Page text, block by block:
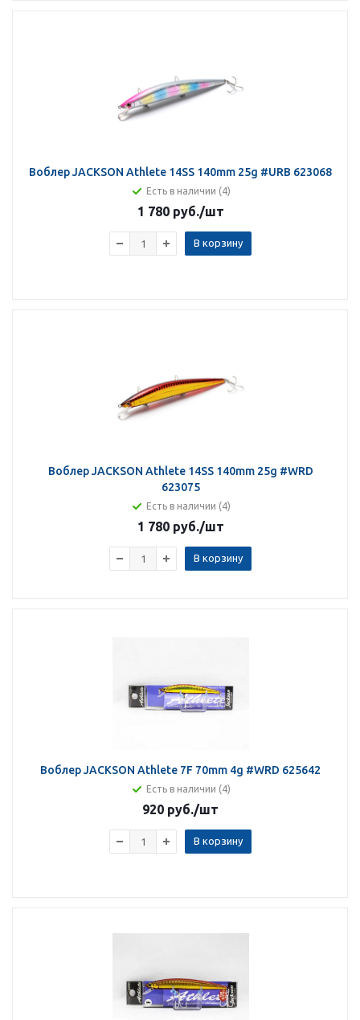
Воблер JACKSON Athlete 14SS 140mm 25g #URB 623068
Есть в наличии (4)
1 780 руб./шт
В корзину
Воблер JACKSON Athlete 14SS 140mm 25g #WRD
623075
Есть в наличии (4)
1 780 руб./шт
В корзину
Воблер JACKSON Athlete 7F 70mm 4g #WRD 625642
Есть в наличии (4)
920 руб./шт
В корзину